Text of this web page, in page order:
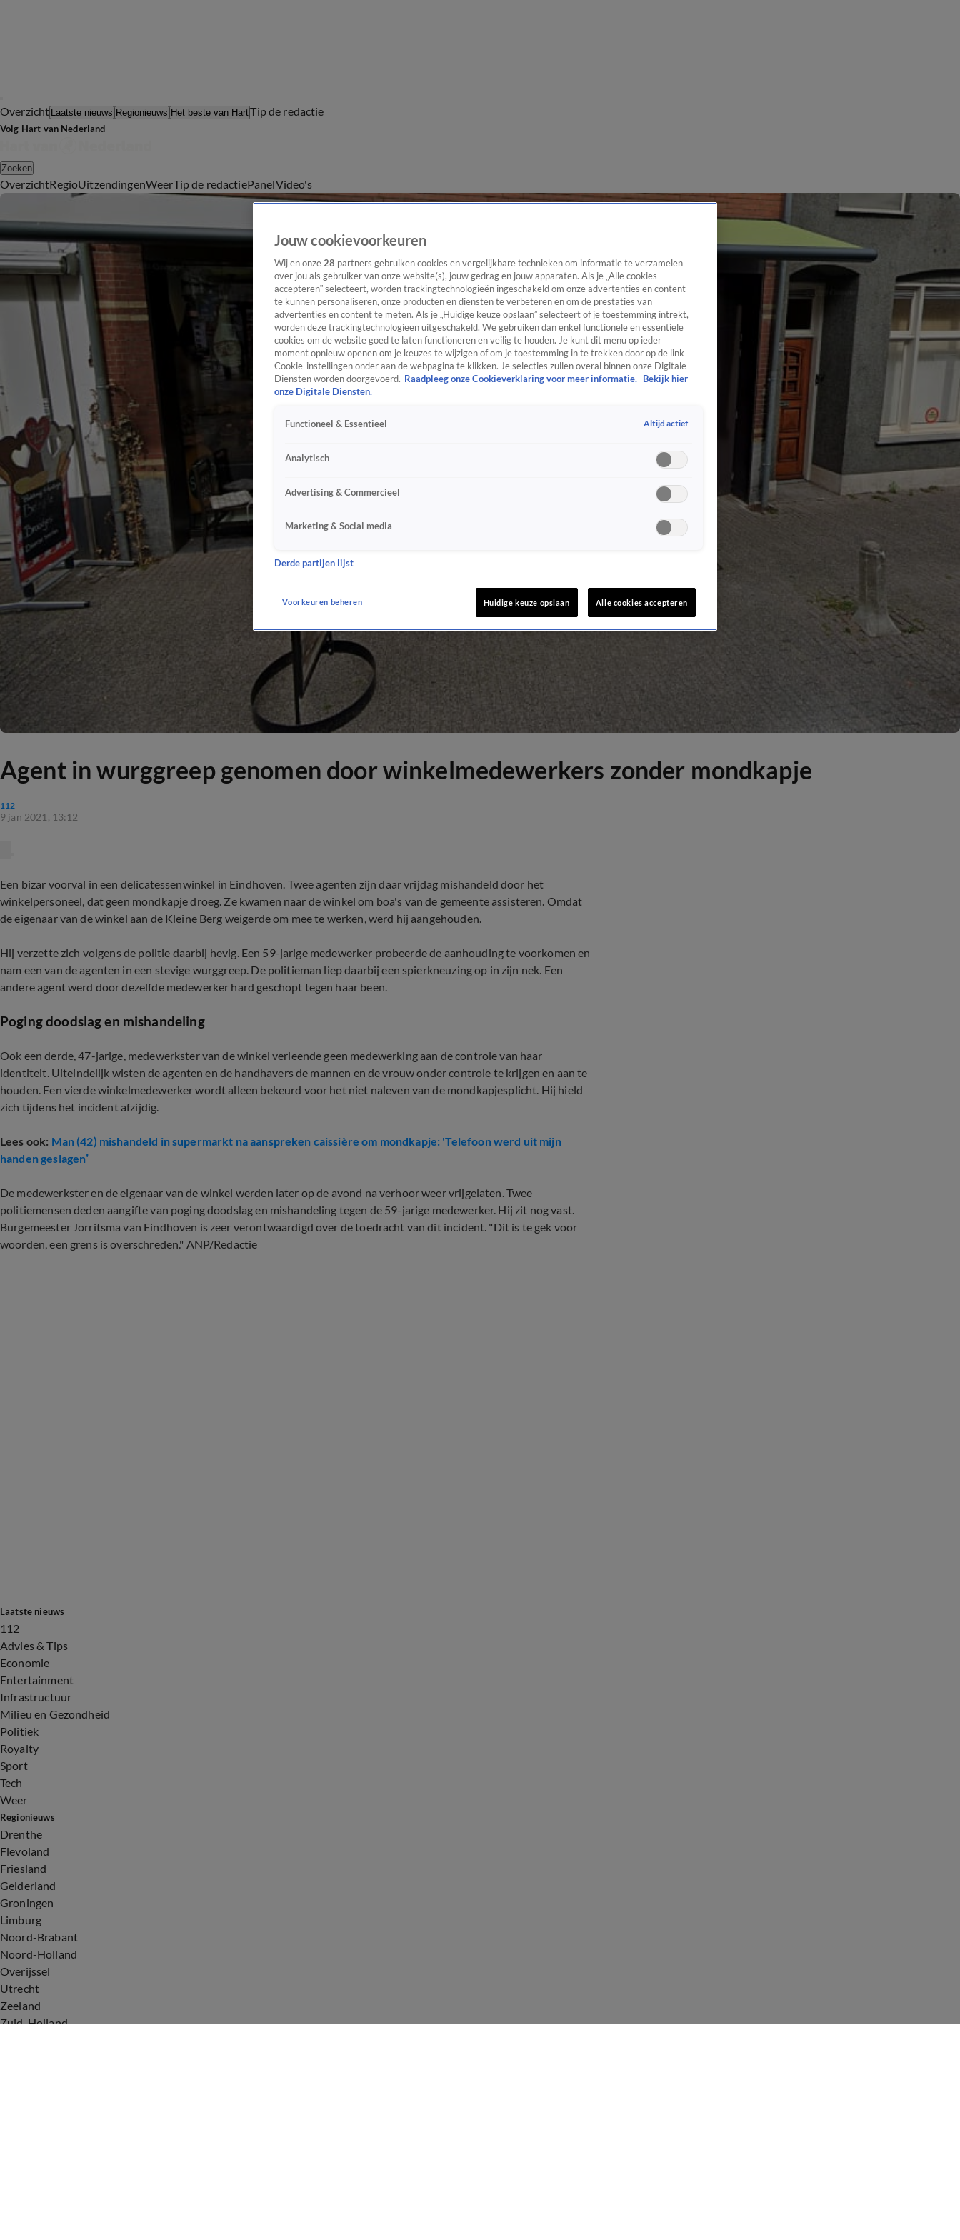
Overzicht Laatste nieuws Regionieuws Het beste van HartTip de redactie
Volg Hart van Nederland
Zoeken
OverzichtRegioUitzendingenWeerTip de redactiePanelVideo's
Agent in wurggreep genomen door winkelmedewerkers zonder mondkapje
112
9 jan 2021, 13:12
Een bizar voorval in een delicatessenwinkel in Eindhoven. Twee agenten zijn daar vrijdag mishandeld door het
winkelpersoneel, dat geen mondkapje droeg. Ze kwamen naar de winkel om boa's van de gemeente assisteren. Omdat
de eigenaar van de winkel aan de Kleine Berg weigerde om mee te werken, werd hij aangehouden.
Hij verzette zich volgens de politie daarbij hevig. Een 59-jarige medewerker probeerde de aanhouding te voorkomen en
nam een van de agenten in een stevige wurggreep. De politieman liep daarbij een spierkneuzing op in zijn nek. Een
andere agent werd door dezelfde medewerker hard geschopt tegen haar been.
Poging doodslag en mishandeling
Ook een derde, 47-jarige, medewerkster van de winkel verleende geen medewerking aan de controle van haar
identiteit. Uiteindelijk wisten de agenten en de handhavers de mannen en de vrouw onder controle te krijgen en aan te
houden. Een vierde winkelmedewerker wordt alleen bekeurd voor het niet naleven van de mondkapjesplicht. Hij hield
zich tijdens het incident afzijdig.
Lees ook: Man (42) mishandeld in supermarkt na aanspreken caissière om mondkapje: 'Telefoon werd uit mijn
handen geslagen’
De medewerkster en de eigenaar van de winkel werden later op de avond na verhoor weer vrijgelaten. Twee
politiemensen deden aangifte van poging doodslag en mishandeling tegen de 59-jarige medewerker. Hij zit nog vast.
Burgemeester Jorritsma van Eindhoven is zeer verontwaardigd over de toedracht van dit incident. "Dit is te gek voor
woorden, een grens is overschreden." ANP/Redactie
Laatste nieuws
112
Advies & Tips
Economie
Entertainment
Infrastructuur
Milieu en Gezondheid
Politiek
Royalty
Sport
Tech
Weer
Regionieuws
Drenthe
Flevoland
Friesland
Gelderland
Groningen
Limburg
Noord-Brabant
Noord-Holland
Overijssel
Utrecht
Zeeland
Zuid-Holland
Jouw cookievoorkeuren
Wij en onze 28 partners gebruiken cookies en vergelijkbare technieken om informatie te verzamelen
over jou als gebruiker van onze website(s), jouw gedrag en jouw apparaten. Als je „Alle cookies
accepteren” selecteert, worden trackingtechnologieën ingeschakeld om onze advertenties en content
te kunnen personaliseren, onze producten en diensten te verbeteren en om de prestaties van
advertenties en content te meten. Als je „Huidige keuze opslaan” selecteert of je toestemming intrekt,
worden deze trackingtechnologieën uitgeschakeld. We gebruiken dan enkel functionele en essentiële
cookies om de website goed te laten functioneren en veilig te houden. Je kunt dit menu op ieder
moment opnieuw openen om je keuzes te wijzigen of om je toestemming in te trekken door op de link
Cookie-instellingen onder aan de webpagina te klikken. Je selecties zullen overal binnen onze Digitale
Diensten worden doorgevoerd. Raadpleeg onze Cookieverklaring voor meer informatie.
Bekijk hier
onze Digitale Diensten.
Functioneel & Essentieel Altijd actief
Analytisch
Advertising & Commercieel
Marketing & Social media
Derde partijen lijst
Voorkeuren beheren Huidige keuze opslaan Alle cookies accepteren